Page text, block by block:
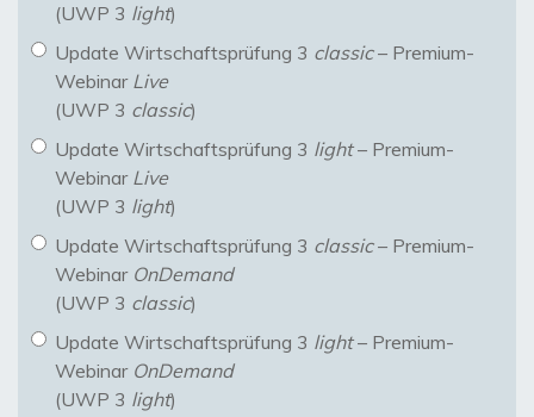
(UWP 3 light)
Update Wirtschaftsprüfung 3 classic– Premium-
Webinar Live
(UWP 3 classic)
Update Wirtschaftsprüfung 3 light– Premium-
Webinar Live
(UWP 3 light)
Update Wirtschaftsprüfung 3 classic– Premium-
Webinar OnDemand
(UWP 3 classic)
Update Wirtschaftsprüfung 3 light– Premium-
Webinar OnDemand
(UWP 3 light)